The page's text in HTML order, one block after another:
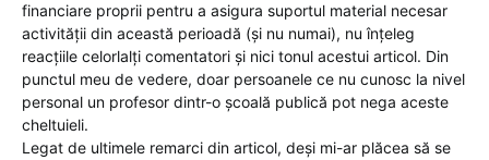
financiare proprii pentru a asigura suportul material necesar
activității din această perioadă (şi nu numai), nu înțeleg
reacțiile celorlalți comentatori şi nici tonul acestui articol. Din
punctul meu de vedere, doar persoanele ce nu cunosc la nivel
personal un profesor dintr-o şcoală publică pot nega aceste
cheltuieli.
Legat de ultimele remarci din articol, deşi mi-ar plăcea să se